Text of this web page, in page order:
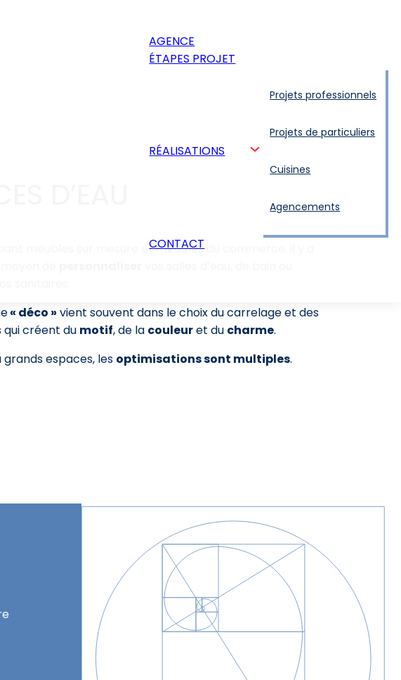
AGENCE
ÉTAPES PROJET
RÉALISATIONS
Projets professionnels
Projets de particuliers
Cuisines
Agencements
CONTACT
meubles sur mesure et meubles du commerce, il y a
« déco » vient souvent dans le choix du carrelage et des
qui créent du motif, de la couleuret du charme.
grands espaces, les optimisations sont multiples.